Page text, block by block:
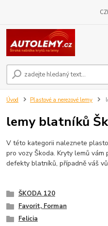
Úvod Plastové a nerezové lemy
lemy blatníků
V této kategorii naleznete
pro vozy Škoda. Kryty lemů
defekty blatníků, případně váš
ŠKODA 120
Favorit, Forman
Felicia